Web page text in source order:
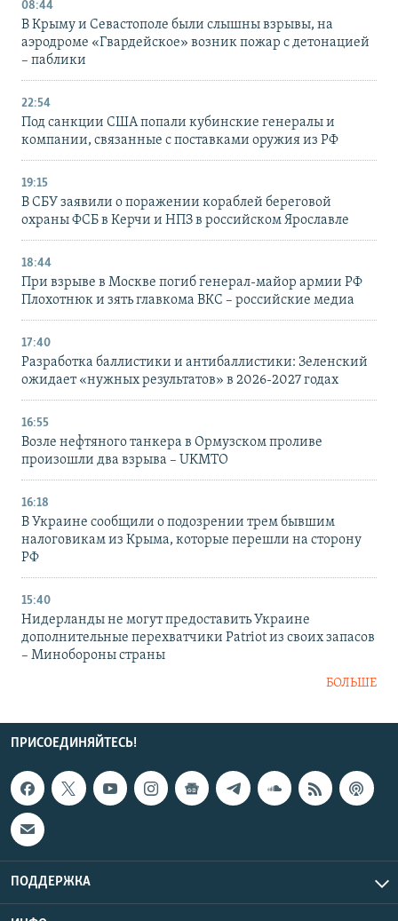
08:44
В Крыму и Севастополе были слышны взрывы, на
аэродроме «Гвардейское» возник пожар с детонацией
– паблики
22:54
Под санкции США попали кубинские генералы и
компании, связанные с поставками оружия из РФ
19:15
В СБУ заявили о поражении кораблей береговой
охраны ФСБ в Керчи и НПЗ в российском Ярославле
18:44
При взрыве в Москве погиб генерал-майор армии РФ
Плохотнюк и зять главкома ВКС – российские медиа
17:40
Разработка баллистики и антибаллистики: Зеленский
ожидает «нужных результатов» в 2026-2027 годах
16:55
Возле нефтяного танкера в Ормузском проливе
произошли два взрыва – UKMTO
16:18
В Украине сообщили о подозрении трем бывшим
налоговикам из Крыма, которые перешли на сторону
РФ
15:40
Нидерланды не могут предоставить Украине
дополнительные перехватчики Patriot из своих запасов
– Минобороны страны
БОЛЬШЕ
ПРИСОЕДИНЯЙТЕСЬ!
ПОДДЕРЖКА